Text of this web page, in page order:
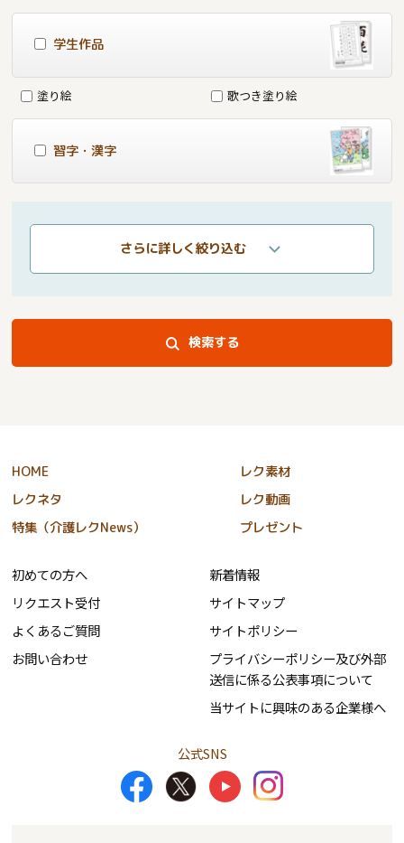
学生作品
塗り絵 歌つき塗り絵
習字・漢字
さらに詳しく絞り込む
検索する
HOME
レク素材
レクネタ
レク動画
特集（介護レクNews）
プレゼント
初めての方へ
リクエスト受付
よくあるご質問
お問い合わせ
新着情報
サイトマップ
サイトポリシー
プライバシーポリシー及び外部
送信に係る公表事項について
当サイトに興味のある企業様へ
公式SNS